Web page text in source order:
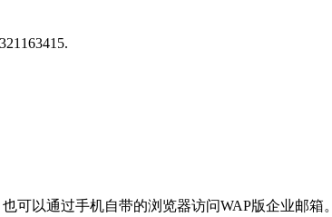
以通过手机自带的浏览器访问WAP版企业邮箱。